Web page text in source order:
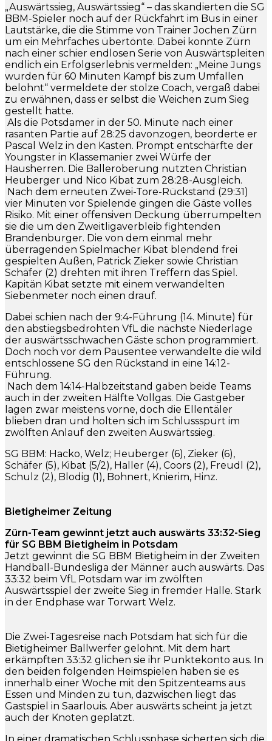
„Auswärtssieg, Auswärtssieg“ – das skandierten die SG
BBM-Spieler noch auf der Rückfahrt im Bus in einer
Lautstärke, die die Stimme von Trainer Jochen Zürn
um ein Mehrfaches übertönte. Dabei konnte Zürn
nach einer schier endlosen Serie von Auswärtspleiten
endlich ein Erfolgserlebnis vermelden: „Meine Jungs
wurden für 60 Minuten Kampf bis zum Umfallen
belohnt“ vermeldete der stolze Coach, vergaß dabei
zu erwähnen, dass er selbst die Weichen zum Sieg
gestellt hatte.
Als die Potsdamer in der 50. Minute nach einer
rasanten Partie auf 28:25 davonzogen, beorderte er
Pascal Welz in den Kasten. Prompt entschärfte der
Youngster in Klassemanier zwei Würfe der
Hausherren. Die Balleroberung nutzten Christian
Heuberger und Nico Kibat zum 28:28-Ausgleich.
Nach dem erneuten Zwei-Tore-Rückstand (29:31)
vier Minuten vor Spielende gingen die Gäste volles
Risiko. Mit einer offensiven Deckung überrumpelten
sie die um den Zweitligaverbleib fightenden
Brandenburger. Die von dem einmal mehr
überragenden Spielmacher Kibat blendend frei
gespielten Außen, Patrick Zieker sowie Christian
Schäfer (2) drehten mit ihren Treffern das Spiel.
Kapitän Kibat setzte mit einem verwandelten
Siebenmeter noch einen drauf.
Dabei schien nach der 9:4-Führung (14. Minute) für
den abstiegsbedrohten VfL die nächste Niederlage
der auswärtsschwachen Gäste schon programmiert.
Doch noch vor dem Pausentee verwandelte die wild
entschlossene SG den Rückstand in eine 14:12-
Führung.
Nach dem 14:14-Halbzeitstand gaben beide Teams
auch in der zweiten Hälfte Vollgas. Die Gastgeber
lagen zwar meistens vorne, doch die Ellentäler
blieben dran und holten sich im Schlussspurt im
zwölften Anlauf den zweiten Auswärtssieg.
SG BBM: Hacko, Welz; Heuberger (6), Zieker (6),
Schäfer (5), Kibat (5/2), Haller (4), Coors (2), Freudl (2),
Schulz (2), Blodig (1), Bohnert, Knierim, Hinz.
Bietigheimer Zeitung
Zürn-Team gewinnt jetzt auch auswärts 33:32-Sieg
für SG BBM Bietigheim in Potsdam
Jetzt gewinnt die SG BBM Bietigheim in der Zweiten
Handball-Bundesliga der Männer auch auswärts. Das
33:32 beim VfL Potsdam war im zwölften
Auswärtsspiel der zweite Sieg in fremder Halle. Stark
in der Endphase war Torwart Welz.
Die Zwei-Tagesreise nach Potsdam hat sich für die
Bietigheimer Ballwerfer gelohnt. Mit dem hart
erkämpften 33:32 glichen sie ihr Punktekonto aus. In
den beiden folgenden Heimspielen haben sie es
innerhalb einer Woche mit den Spitzenteams aus
Essen und Minden zu tun, dazwischen liegt das
Gastspiel in Saarlouis. Aber auswärts scheint ja jetzt
auch der Knoten geplatzt.